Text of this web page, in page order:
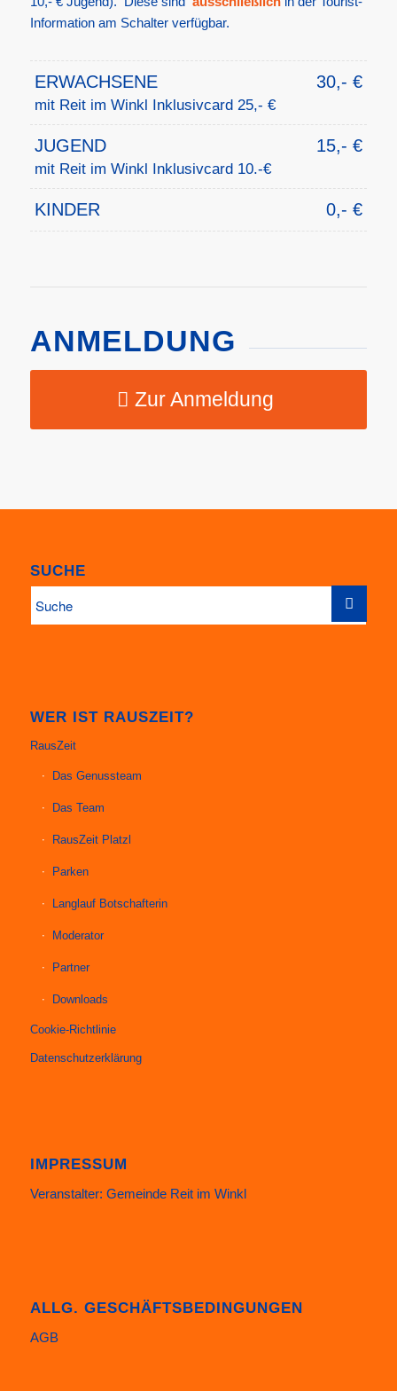
Information am Schalter verfügbar.
ERWACHSENE 30,- €
mit Reit im Winkl Inklusivcard 25,- €
JUGEND 15,- €
mit Reit im Winkl Inklusivcard 10.-€
KINDER 0,- €
ANMELDUNG
Zur Anmeldung
SUCHE
WER IST RAUSZEIT?
RausZeit
Das Genussteam
Das Team
RausZeit Platzl
Parken
Langlauf Botschafterin
Moderator
Partner
Downloads
Cookie-Richtlinie
Datenschutzerklärung
IMPRESSUM
Veranstalter: Gemeinde Reit im Winkl
ALLG. GESCHÄFTSBEDINGUNGEN
AGB